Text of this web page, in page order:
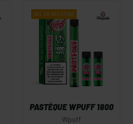
SEL DE NICOTINE
PASTÈQUE WPUFF 1800
Wpuff